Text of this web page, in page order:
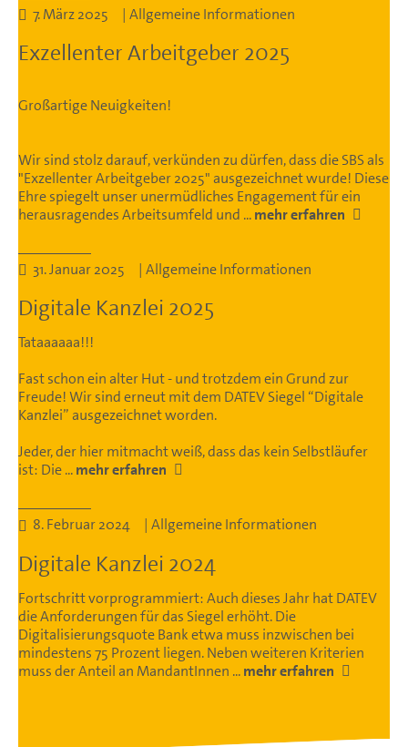
7. März 2025 | Allgemeine Informationen
Exzellenter Arbeitgeber 2025
Großartige Neuigkeiten!
Wir sind stolz darauf, verkünden zu dürfen, dass die SBS als
"Exzellenter Arbeitgeber 2025" ausgezeichnet wurde! Diese
Ehre spiegelt unser unermüdliches Engagement für ein
herausragendes Arbeitsumfeld und ...mehr erfahren
31. Januar 2025 | Allgemeine Informationen
Digitale Kanzlei 2025
Tataaaaaa!!!
Fast schon ein alter Hut - und trotzdem ein Grund zur
Freude! Wir sind erneut mit dem DATEV Siegel “Digitale
Kanzlei” ausgezeichnet worden.
Jeder, der hier mitmacht weiß, dass das kein Selbstläufer
ist: Die ...mehr erfahren
8. Februar 2024 | Allgemeine Informationen
Digitale Kanzlei 2024
Fortschritt vorprogrammiert: Auch dieses Jahr hat DATEV
die Anforderungen für das Siegel erhöht. Die
Digitalisierungsquote Bank etwa muss inzwischen bei
mindestens 75 Prozent liegen. Neben weiteren Kriterien
muss der Anteil an MandantInnen ...mehr erfahren